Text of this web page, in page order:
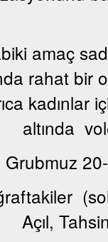
amaç
rahat bir
kadınlar
altında
Grubmuz
Açıl,